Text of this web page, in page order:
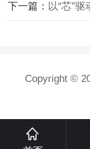
下一篇： 以“芯”驱动，
Copyright ©